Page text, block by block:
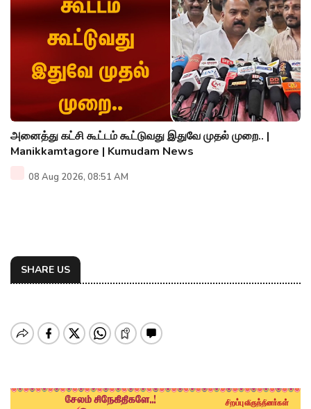
அனைத்து கட்சி கூட்டம் கூட்டுவது இதுவே முதல் முறை.. |
Manikkamtagore | Kumudam News
08 Aug 2026, 08:51 AM
SHARE US